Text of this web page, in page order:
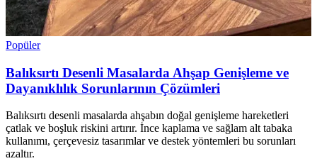
Popüler
Balıksırtı Desenli Masalarda Ahşap Genişleme ve
Dayanıklılık Sorunlarının Çözümleri
Balıksırtı desenli masalarda ahşabın doğal genişleme hareketleri
çatlak ve boşluk riskini artırır. İnce kaplama ve sağlam alt tabaka
kullanımı, çerçevesiz tasarımlar ve destek yöntemleri bu sorunları
azaltır.